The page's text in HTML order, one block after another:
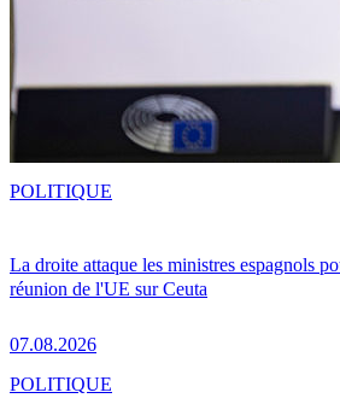
La droite attaque les ministres espagnols
réunion de l'UE sur Ceuta
07.08.2026
POLITIQUE
POLITIQUE